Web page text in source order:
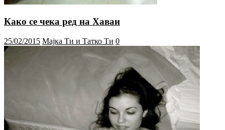
Како се чека ред на Хаваи
25/02/2015 Мајка Ти и Татко Ти 0